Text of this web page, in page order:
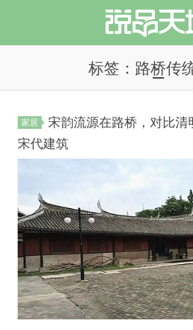
标签：路桥传
家居
宋韵流源在路桥，对比
宋代建筑